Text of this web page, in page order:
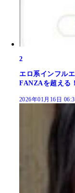
2
エロ系インフル
FANZAを超える！
2026年01月16日